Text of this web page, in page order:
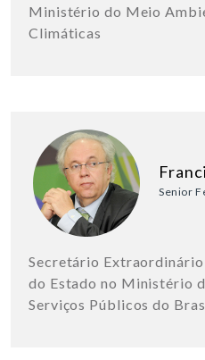
Ministério do Meio
Climáticas
Senior
Secretário
do Estado no Ministério
Serviços Públicos do